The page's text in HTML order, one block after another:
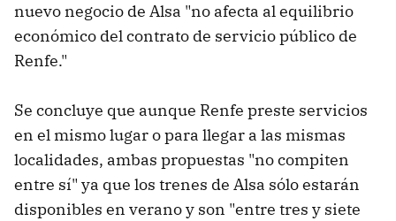
nuevo negocio de Alsa "no afecta al equilibrio
económico del contrato de servicio público de
Renfe."
Se concluye que aunque Renfe preste servicios
en el mismo lugar o para llegar a las mismas
localidades, ambas propuestas "no compiten
entre sí" ya que los trenes de Alsa sólo estarán
disponibles en verano y son "entre tres y siete